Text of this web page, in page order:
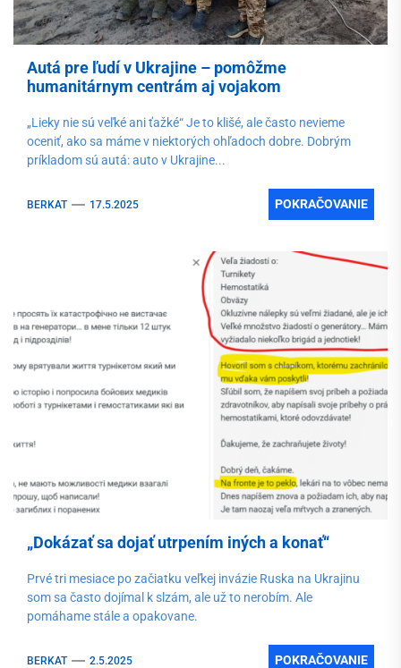
Autá pre ľudí v Ukrajine – pomôžme
humanitárnym centrám aj vojakom
„Lieky nie sú veľké ani ťažké“ Je to klišé, ale často nevieme
oceniť, ako sa máme v niektorých ohľadoch dobre. Dobrým
príkladom sú autá: auto v Ukrajine...
BERKAT 17.5.2025 POKRAČOVANIE
„Dokázať sa dojať utrpením iných a konať“
Prvé tri mesiace po začiatku veľkej invázie Ruska na Ukrajinu
som sa často dojímal k slzám, ale už to nerobím. Ale
pomáhame stále a opakovane.
BERKAT 2.5.2025 POKRAČOVANIE